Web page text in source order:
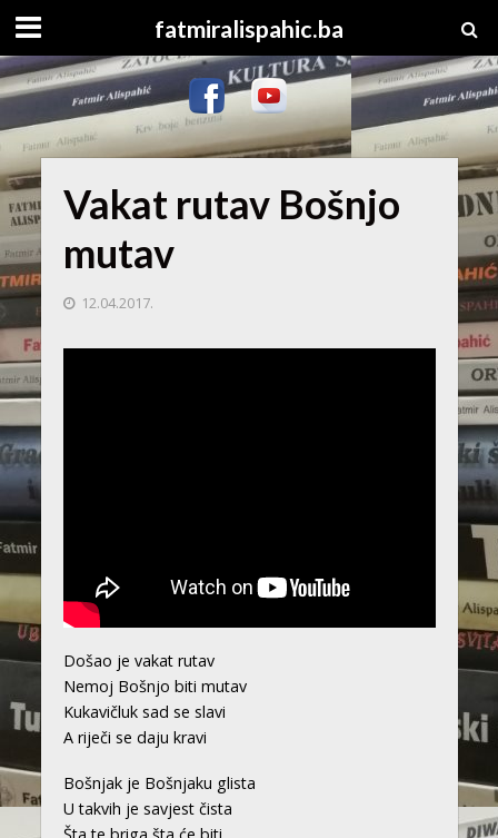
fatmiralispahic.ba
Vakat rutav Bošnjo
mutav
12.04.2017.
Došao je vakat rutav
Nemoj Bošnjo biti mutav
Kukavičluk sad se slavi
A riječi se daju kravi
Bošnjak je Bošnjaku glista
U takvih je savjest čista